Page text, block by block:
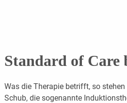
Standard of Care
Was die Therapie betrifft, so
Schub, die sogenannte